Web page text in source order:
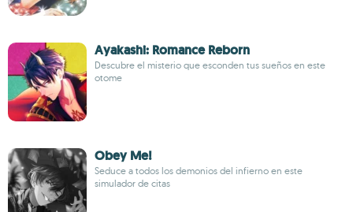
Ayakashi: Romance Reborn
Descubre el misterio que esconden tus sueños en este
otome
Obey Me!
Seduce a todos los demonios del infierno en este
simulador de citas